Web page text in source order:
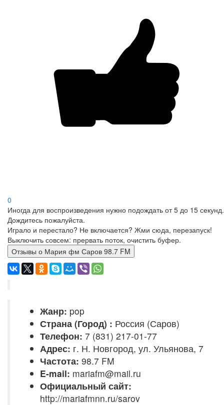
0
Иногда для воспроизведения нужно подождать от 5 до 15 секунд.
Дождитесь пожалуйста.
Играло и перестало? Не включается? Жми сюда, перезапуск!
Выключить совсем: прервать поток, очистить буфер.
Отзывы о Мария фм Саров 98.7 FM
Жанр: pop
Страна (Город) : Россия (Саров)
Телефон: 7 (831) 217-01-77
Адрес: г. Н. Новгород, ул. Ульянова, 7
Частота: 98.7 FM
E-mail: mariafm@mail.ru
Официальный сайт:
http://mariafmnn.ru/sarov